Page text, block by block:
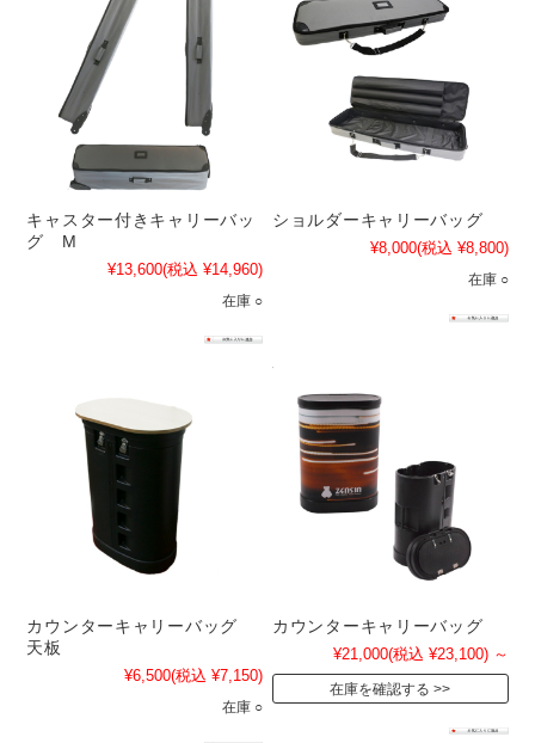
キャスター付きキャリーバッ
グ M
¥13,600(税込 ¥14,960)
在庫 ○
ショルダーキャリーバッグ
¥8,000(税込 ¥8,800)
在庫 ○
カウンターキャリーバッグ
天板
¥6,500(税込 ¥7,150)
在庫 ○
カウンターキャリーバッグ
¥21,000(税込 ¥23,100) ～
在庫を確認する